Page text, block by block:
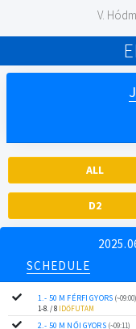
V.
ALL
D2
SCHEDULE
1.- 50 M FÉRFI GYORS (~09:00)
1-8. / 8 IDŐFUTAM
2.- 50 M NŐI GYORS (~09:11)